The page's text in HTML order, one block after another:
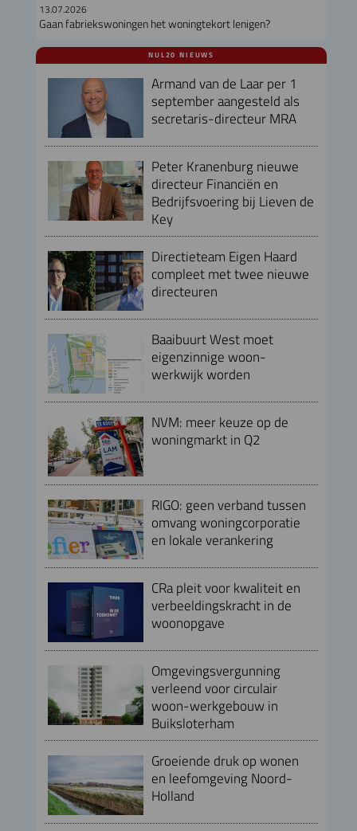
13.07.2026
Gaan fabriekswoningen het woningtekort lenigen?
NUL20 NIEUWS
Armand van de Laar per 1
september aangesteld als
secretaris-directeur MRA
Peter Kranenburg nieuwe
directeur Financiën en
Bedrijfsvoering bij Lieven de
Key
Directieteam Eigen Haard
compleet met twee nieuwe
directeuren
Baaibuurt West moet
eigenzinnige woon-
werkwijk worden
NVM: meer keuze op de
woningmarkt in Q2
RIGO: geen verband tussen
omvang woningcorporatie
en lokale verankering
CRa pleit voor kwaliteit en
verbeeldingskracht in de
woonopgave
Omgevingsvergunning
verleend voor circulair
woon-werkgebouw in
Buiksloterham
Groeiende druk op wonen
en leefomgeving Noord-
Holland